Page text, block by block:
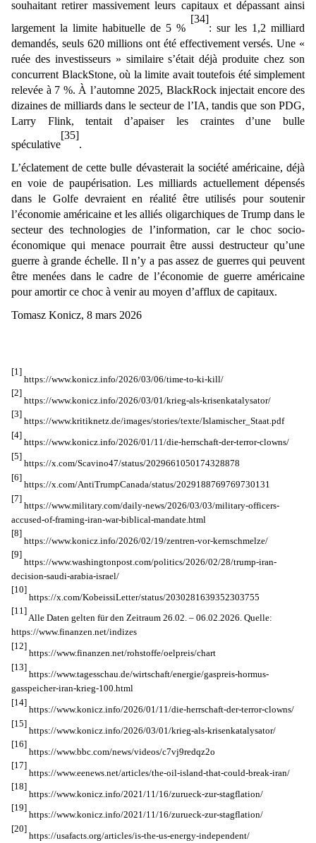
souhaitant retirer massivement leurs capitaux et dépassant ainsi
largement la limite habituelle de 5 %
[34]
: sur les 1,2 milliard
demandés, seuls 620 millions ont été effectivement versés. Une «
ruée des investisseurs » similaire s’était déjà produite chez son
concurrent BlackStone, où la limite avait toutefois été simplement
relevée à 7 %. À l’automne 2025, BlackRock injectait encore des
dizaines de milliards dans le secteur de l’IA, tandis que son PDG,
Larry Flink, tentait d’apaiser les craintes d’une bulle
spéculative
[35]
.
L’éclatement de cette bulle dévasterait la société américaine, déjà
en voie de paupérisation. Les milliards actuellement dépensés
dans le Golfe devraient en réalité être utilisés pour soutenir
l’économie américaine et les alliés oligarchiques de Trump dans le
secteur des technologies de l’information, car le choc socio-
économique qui menace pourrait être aussi destructeur qu’une
guerre à grande échelle. Il n’y a pas assez de guerres qui peuvent
être menées dans le cadre de l’économie de guerre américaine
pour amortir ce choc à venir au moyen d’afflux de capitaux.
Tomasz Konicz, 8 mars 2026
[1]
https://www.konicz.info/2026/03/06/time-to-ki-kill/
[2]
https://www.konicz.info/2026/03/01/krieg-als-krisenkatalysator/
[3]
https://www.kritiknetz.de/images/stories/texte/Islamischer_Staat.pdf
[4]
https://www.konicz.info/2026/01/11/die-herrschaft-der-terror-clowns/
[5]
https://x.com/Scavino47/status/2029661050174328878
[6]
https://x.com/AntiTrumpCanada/status/2029188769769730131
[7]
https://www.military.com/daily-news/2026/03/03/military-officers-
accused-of-framing-iran-war-biblical-mandate.html
[8]
https://www.konicz.info/2026/02/19/zentren-vor-kernschmelze/
[9]
https://www.washingtonpost.com/politics/2026/02/28/trump-iran-
decision-saudi-arabia-israel/
[10]
https://x.com/KobeissiLetter/status/2030281639352303755
[11]
Alle Daten gelten für den Zeitraum 26.02. – 06.02.2026. Quelle:
https://www.finanzen.net/indizes
[12]
https://www.finanzen.net/rohstoffe/oelpreis/chart
[13]
https://www.tagesschau.de/wirtschaft/energie/gaspreis-hormus-
gasspeicher-iran-krieg-100.html
[14]
https://www.konicz.info/2026/01/11/die-herrschaft-der-terror-clowns/
[15]
https://www.konicz.info/2026/03/01/krieg-als-krisenkatalysator/
[16]
https://www.bbc.com/news/videos/c7vj9redqz2o
[17]
https://www.eenews.net/articles/the-oil-island-that-could-break-iran/
[18]
https://www.konicz.info/2021/11/16/zurueck-zur-stagflation/
[19]
https://www.konicz.info/2021/11/16/zurueck-zur-stagflation/
[20]
https://usafacts.org/articles/is-the-us-energy-independent/